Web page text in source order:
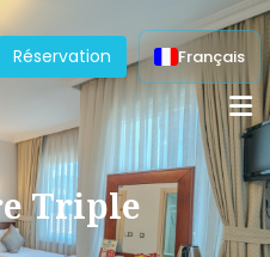
Réservation Français
Triple